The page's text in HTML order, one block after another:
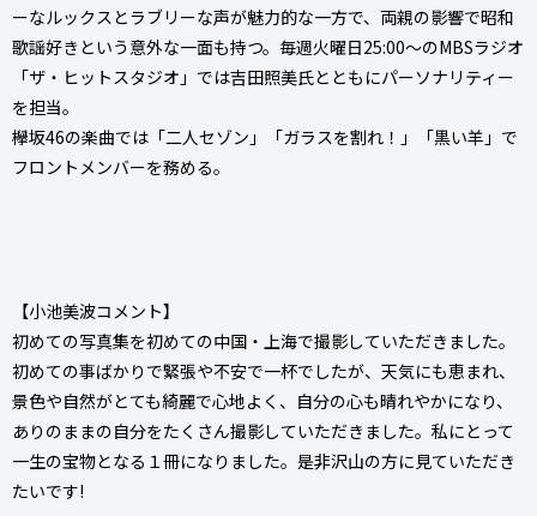
ーなルックスとラブリーな声が魅力的な一方で、両親の影響で昭和
歌謡好きという意外な一面も持つ。毎週火曜日25:00～のMBSラジオ
「ザ・ヒットスタジオ」では吉田照美氏とともにパーソナリティー
を担当。
欅坂46の楽曲では「二人セゾン」「ガラスを割れ！」「黒い羊」で
フロントメンバーを務める。
【小池美波コメント】
初めての写真集を初めての中国・上海で撮影していただきました。
初めての事ばかりで緊張や不安で一杯でしたが、天気にも恵まれ、
景色や自然がとても綺麗で心地よく、自分の心も晴れやかになり、
ありのままの自分をたくさん撮影していただきました。私にとって
一生の宝物となる１冊になりました。是非沢山の方に見ていただき
たいです!